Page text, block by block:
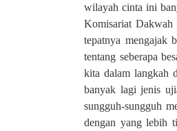
wilayah cinta ini
Komisariat Dakwah
tepatnya mengajak
tentang seberapa
kita dalam langkah
banyak lagi jenis
sungguh-sungguh
dengan yang lebih